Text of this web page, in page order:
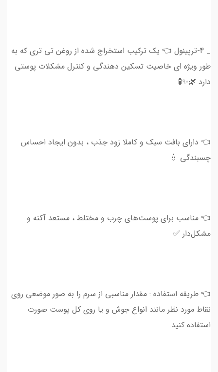
_ 4-ترپینول 👈 یک ترکیب استخراج شده از روغن تی تری که به
طور ویژه ای خاصیت تسکین دهندگی و کنترل مشکلات پوستی
دارد 🌿✨🧪
👈 دارای بافت سبک و کاملا زود جذب ، بدون ایجاد احساس
چسبندگی 💧
👈 مناسب برای پوست‌های چرب و مختلط ، مستعد آکنه و
مشکل‌دار ✅
👈 طریقه استفاده : مقدار مناسبی از سرم را به صور موضعی روی
نقاط مورد نظر مانند انواع جوش و یا روی کل پوست صورت
استفاده کنید.